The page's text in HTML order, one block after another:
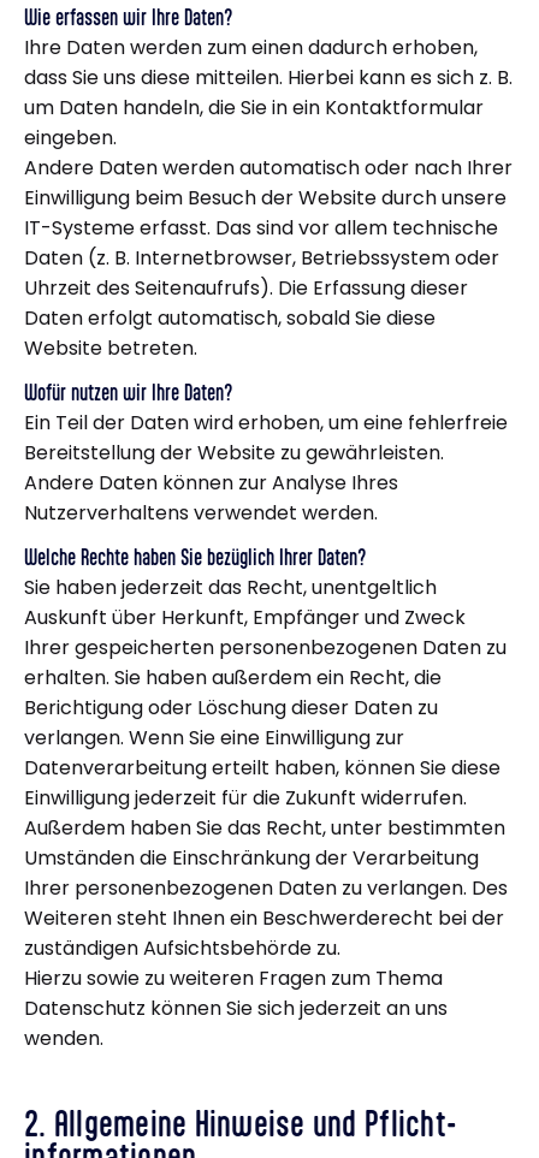
Wie erfassen wir Ihre Daten?
Ihre Daten werden zum einen dadurch erhoben,
dass Sie uns diese mitteilen. Hierbei kann es sich z. B.
um Daten handeln, die Sie in ein Kontaktformular
eingeben.
Andere Daten werden automatisch oder nach Ihrer
Einwilligung beim Besuch der Website durch unsere
IT-Systeme erfasst. Das sind vor allem technische
Daten (z. B. Internetbrowser, Betriebssystem oder
Uhrzeit des Seitenaufrufs). Die Erfassung dieser
Daten erfolgt automatisch, sobald Sie diese
Website betreten.
Wofür nutzen wir Ihre Daten?
Ein Teil der Daten wird erhoben, um eine fehlerfreie
Bereitstellung der Website zu gewährleisten.
Andere Daten können zur Analyse Ihres
Nutzerverhaltens verwendet werden.
Welche Rechte haben Sie bezüglich Ihrer Daten?
Sie haben jederzeit das Recht, unentgeltlich
Auskunft über Herkunft, Empfänger und Zweck
Ihrer gespeicherten personenbezogenen Daten zu
erhalten. Sie haben außerdem ein Recht, die
Berichtigung oder Löschung dieser Daten zu
verlangen. Wenn Sie eine Einwilligung zur
Datenverarbeitung erteilt haben, können Sie diese
Einwilligung jederzeit für die Zukunft widerrufen.
Außerdem haben Sie das Recht, unter bestimmten
Umständen die Einschränkung der Verarbeitung
Ihrer personenbezogenen Daten zu verlangen. Des
Weiteren steht Ihnen ein Beschwerderecht bei der
zuständigen Aufsichtsbehörde zu.
Hierzu sowie zu weiteren Fragen zum Thema
Datenschutz können Sie sich jederzeit an uns
wenden.
2. Allgemeine Hinweise und Pflicht­